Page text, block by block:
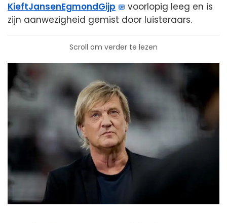
KieftJansenEgmondGijp
voorlopig leeg en is
zijn aanwezigheid gemist door luisteraars.
Scroll om verder te lezen